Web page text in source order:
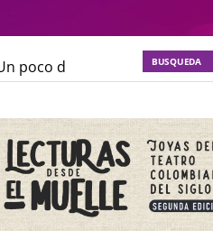
poco de locura para la cordura
de Teatro Rosa